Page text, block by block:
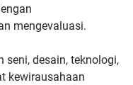
mengevaluasi.
seni, desain, teknologi,
kewirausahaan